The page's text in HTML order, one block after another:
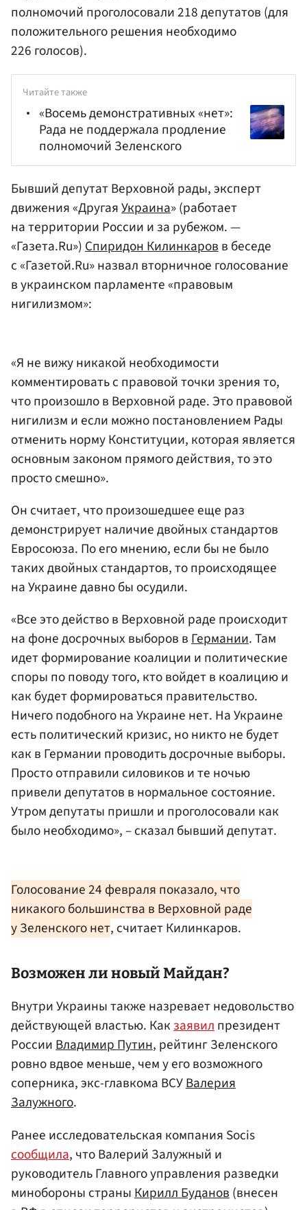
полномочий проголосовали 218 депутатов (для
положительного решения необходимо
226 голосов).
Читайте также
«Восемь демонстративных «нет»:
Рада не поддержала продление
полномочий Зеленского
Бывший депутат Верховной рады, эксперт
движения «ДругаяУкраина» (работает
на территории России и за рубежом. —
«Газета.Ru»)Спиридон Килинкаровв беседе
с «Газетой.Ru» назвал вторничное голосование
в украинском парламенте «правовым
нигилизмом»:
«Я не вижу никакой необходимости
комментировать с правовой точки зрения то,
что произошло в Верховной раде. Это правовой
нигилизм и если можно постановлением Рады
отменить норму Конституции, которая является
основным законом прямого действия, то это
просто смешно».
Он считает, что произошедшее еще раз
демонстрирует наличие двойных стандартов
Евросоюза. По его мнению, если бы не было
таких двойных стандартов, то происходящее
на Украине давно бы осудили.
«Все это действо в Верховной раде происходит
на фоне досрочных выборов вГермании. Там
идет формирование коалиции и политические
споры по поводу того, кто войдет в коалицию и
как будет формироваться правительство.
Ничего подобного на Украине нет. На Украине
есть политический кризис, но никто не будет
как в Германии проводить досрочные выборы.
Просто отправили силовиков и те ночью
привели депутатов в нормальное состояние.
Утром депутаты пришли и проголосовали как
было необходимо», – сказал бывший депутат.
Голосование 24 февраля показало, что
никакого большинства в Верховной раде
у Зеленского нет, считает Килинкаров.
Возможен ли новый Майдан?
Внутри Украины также назревает недовольство
действующей властью. Какзаявилпрезидент
РоссииВладимир Путин, рейтинг Зеленского
ровно вдвое меньше, чем у его возможного
соперника, экс-главкома ВСУВалерия
Залужного.
Ранее исследовательская компания Socis
сообщила, что Валерий Залужный и
руководитель Главного управления разведки
минобороны страныКирилл Буданов(внесен